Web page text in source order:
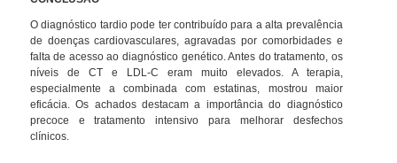
O diagnóstico tardio pode ter contribuído para a alta prevalência
de doenças cardiovasculares, agravadas por comorbidades e
falta de acesso ao diagnóstico genético. Antes do tratamento, os
níveis de CT e LDL-C eram muito elevados. A terapia,
especialmente a combinada com estatinas, mostrou maior
eficácia. Os achados destacam a importância do diagnóstico
precoce e tratamento intensivo para melhorar desfechos
clínicos.